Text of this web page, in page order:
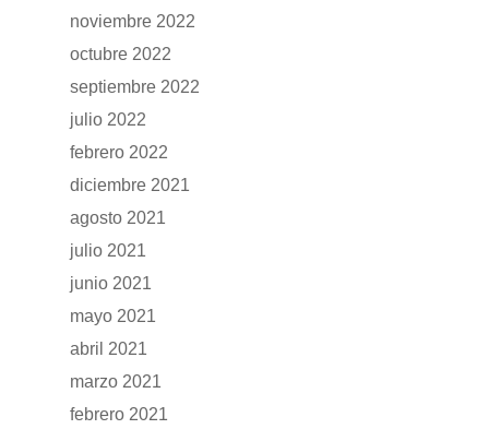
noviembre 2022
octubre 2022
septiembre 2022
julio 2022
febrero 2022
diciembre 2021
agosto 2021
julio 2021
junio 2021
mayo 2021
abril 2021
marzo 2021
febrero 2021